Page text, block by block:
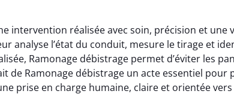
intervention réalisée avec soin, précision et
analyse l’état du conduit, mesure le tirage et
Ramonage débistrage permet d’éviter les
de Ramonage débistrage un acte essentiel
prise en charge humaine, claire et orientée